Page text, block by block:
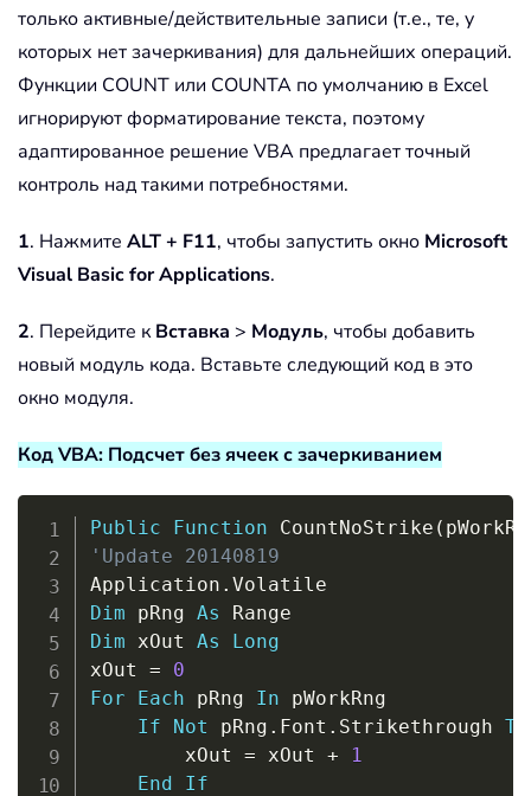
только активные/действительные записи (т.е., те, у
которых нет зачеркивания) для дальнейших операций.
Функции COUNT или COUNTA по умолчанию в Excel
игнорируют форматирование текста, поэтому
адаптированное решение VBA предлагает точный
контроль над такими потребностями.
1. Нажмите ALT + F11, чтобы запустить окно Microsoft
Visual Basic for Applications.
2. Перейдите кВставка > Модуль, чтобы добавить
новый модуль кода. Вставьте следующий код в это
окно модуля.
Код VBA: Подсчет без ячеек с зачеркиванием
Public Function CountNoStrike (
'Update 20140819
Application .
Dim pRng As
Dim xOut As
Long
xOut =
0
For
Each pRng In pWorkRng
If
Not pRng . Font . Strikethrough
        xOut
= xOut +
1
End
If
Copy